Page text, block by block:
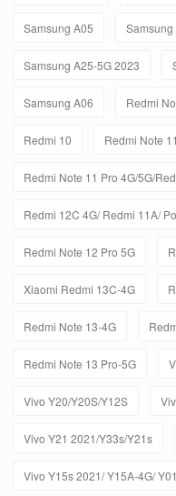
Samsung A05 Samsung
Samsung A25-5G 2023
Samsung A06 Redmi
Redmi 10 Redmi Note
Redmi Note 11 Pro 4G/5G/
Redmi 12C 4G/ Redmi 11A/
Redmi Note 12 Pro 5G
Xiaomi Redmi 13C-4G
Redmi Note 13-4G
Redmi Note 13 Pro-5G
Vivo Y20/Y20S/Y12S
Vivo Y21 2021/Y33s/Y21s
Vivo Y15s 2021/ Y15A-4G/